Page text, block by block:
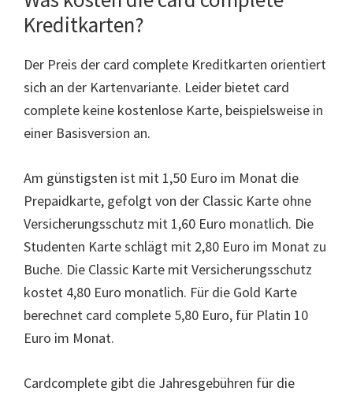
Kreditkarten?
Der Preis der card complete Kreditkarten orientiert
sich an der Kartenvariante. Leider bietet card
complete keine kostenlose Karte, beispielsweise in
einer Basisversion an.
Am günstigsten ist mit 1,50 Euro im Monat die
Prepaidkarte, gefolgt von der Classic Karte ohne
Versicherungsschutz mit 1,60 Euro monatlich. Die
Studenten Karte schlägt mit 2,80 Euro im Monat zu
Buche. Die Classic Karte mit Versicherungsschutz
kostet 4,80 Euro monatlich. Für die Gold Karte
berechnet card complete 5,80 Euro, für Platin 10
Euro im Monat.
Cardcomplete gibt die Jahresgebühren für die